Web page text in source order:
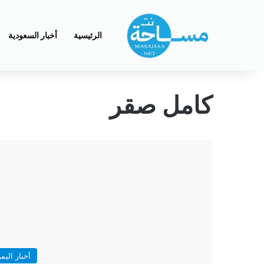
الرئيسية أخبار السعودية
كامل صقر
أخبار